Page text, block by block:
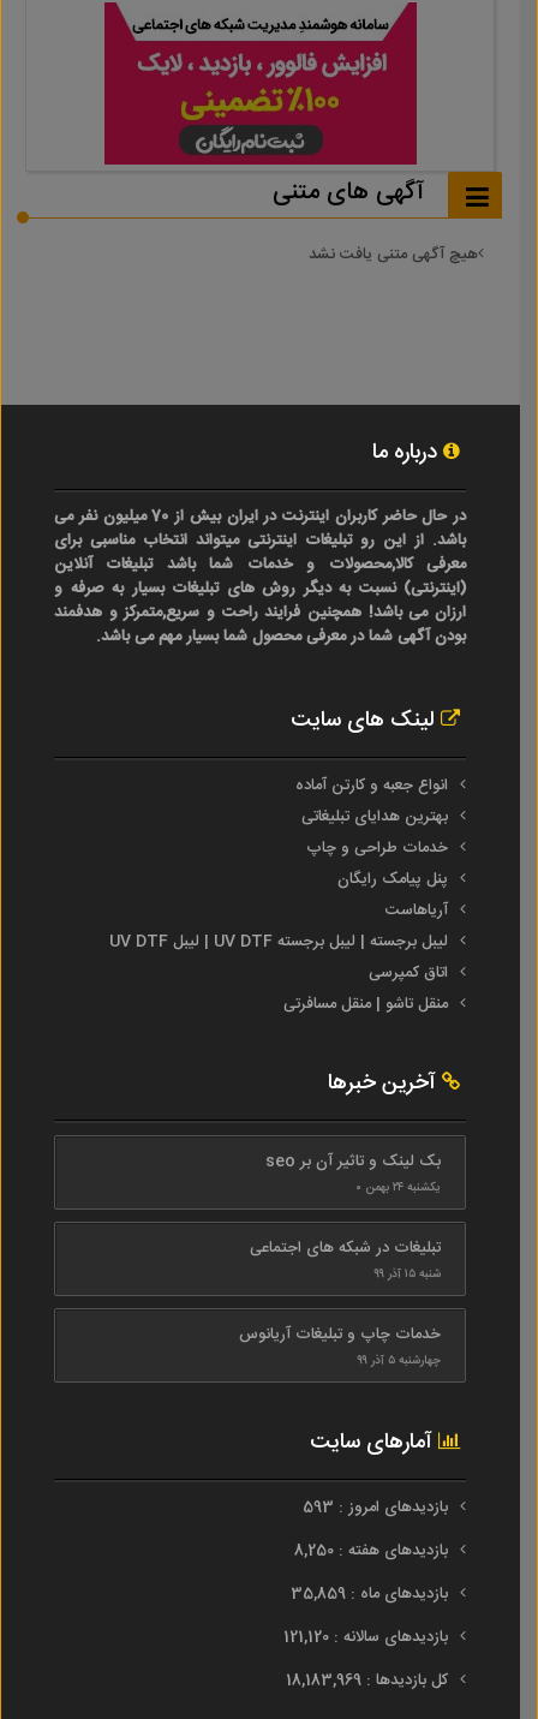
آگهی های متنی
هیچ آگهی متنی یافت نشد
درباره ما
در حال حاضر کاربران اینترنت در ایران بیش از 70 میلیون نفر می
باشد. از این رو تبلیغات اینترنتی میتواند انتخاب مناسبی برای
معرفی کالا,محصولات و خدمات شما باشد تبلیغات آنلاین
(اینترنتی) نسبت به دیگر روش های تبلیغات بسیار به صرفه و
ارزان می باشد! همچنین فرایند راحت و سریع,متمرکز و هدفمند
بودن آگهی شما در معرفی محصول شما بسیار مهم می باشد.
لینک های سایت
انواع جعبه و کارتن آماده
بهترین هدایای تبلیغاتی
خدمات طراحی و چاپ
پنل پیامک رایگان
آریاهاست
لیبل برجسته | لیبل برجسته UV DTF | لیبل UV DTF
اتاق کمپرسی
منقل تاشو | منقل مسافرتی
آخرین خبرها
بک لینک و تاثیر آن بر seo
یکشنبه ۲۴ بهمن ۰
تبلیغات در شبکه های اجتماعی
شنبه ۱۵ آذر ۹۹
خدمات چاپ و تبلیغات آریانوس
چهارشنبه ۵ آذر ۹۹
آمارهای سایت
بازدیدهای امروز : 593
بازدیدهای هفته : 8,250
بازدیدهای ماه : 35,859
بازدیدهای سالانه : 121,120
کل بازدیدها : 18,183,969